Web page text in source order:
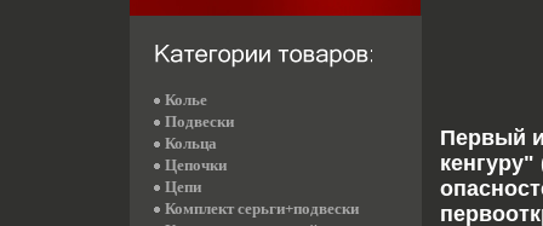
Первый
Колье
Подвески
Кольца
Цепочки
Цепи
Комплект серьги+подвески